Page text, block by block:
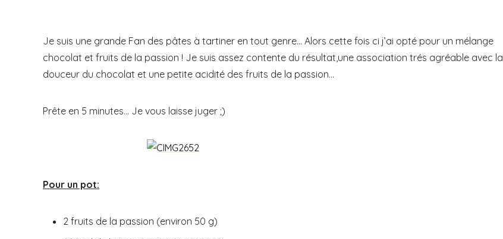
Je suis une grande Fan des pâtes à tartiner en tout genre… Alors cette fois ci j’ai opté pour un mélange
chocolat et fruits de la passion ! Je suis assez contente du résultat,une association trés agréable avec la
douceur du chocolat et une petite acidité des fruits de la passion…
Prête en 5 minutes… Je vous laisse juger ;)
Pour un pot:
2 fruits de la passion (environ 50 g)